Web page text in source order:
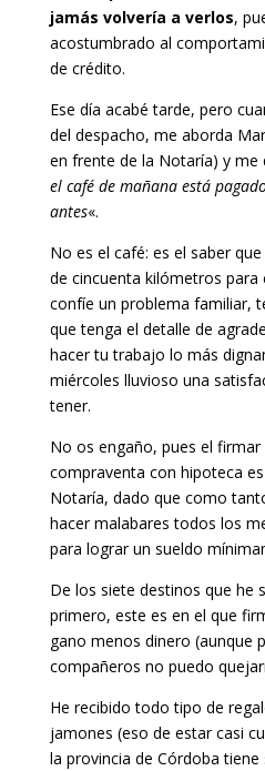
jamás volvería a verlos,
acostumbrado al
de crédito.
Ese día acabé tarde, pero
del despacho, me aborda
en frente de la Notaría) y me
el café de mañana está
antes«.
No es el café: es el saber
de cincuenta kilómetros para
confíe un problema familiar,
que tenga el detalle de
hacer tu trabajo lo más
miércoles lluvioso una
tener.
No os engaño, pues el firmar
compraventa con hipoteca
Notaría, dado que como
hacer malabares todos los
para lograr un sueldo
De los siete destinos que he
primero, este es en el que
gano menos dinero (aunque
compañeros no puedo
He recibido todo tipo de
jamones (eso de estar casi
la provincia de Córdoba